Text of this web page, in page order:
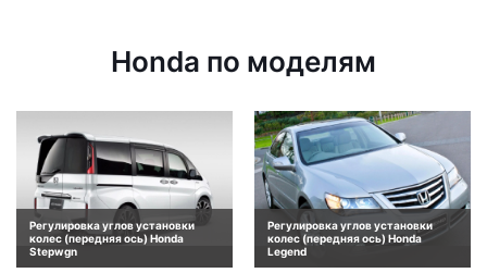
Honda по моделям
Регулировка углов установки
колес (передняя ось) Honda
Stepwgn
Регулировка углов установки
колес (передняя ось) Honda
Legend